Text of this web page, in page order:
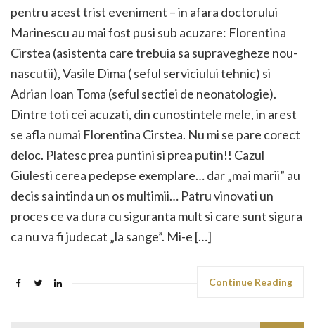
pentru acest trist eveniment – in afara doctorului
Marinescu au mai fost pusi sub acuzare: Florentina
Cirstea (asistenta care trebuia sa supravegheze nou-
nascutii), Vasile Dima ( seful serviciului tehnic) si
Adrian Ioan Toma (seful sectiei de neonatologie).
Dintre toti cei acuzati, din cunostintele mele, in arest
se afla numai Florentina Cirstea. Nu mi se pare corect
deloc. Platesc prea puntini si prea putin!! Cazul
Giulesti cerea pedepse exemplare… dar „mai marii” au
decis sa intinda un os multimii… Patru vinovati un
proces ce va dura cu siguranta mult si care sunt sigura
ca nu va fi judecat „la sange”. Mi-e […]
Continue Reading